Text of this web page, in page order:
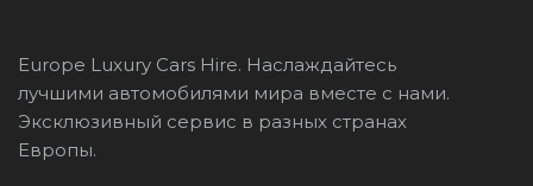
Europe Luxury Cars Hire. Наслаждайтесь
лучшими автомобилями мира вместе с нами.
Эксклюзивный сервис в разных странах
Европы.